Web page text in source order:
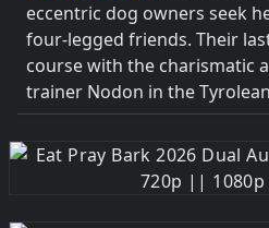
eccentric dog owners seek
four-legged friends. Their
course with the charismatic
trainer Nodon in the